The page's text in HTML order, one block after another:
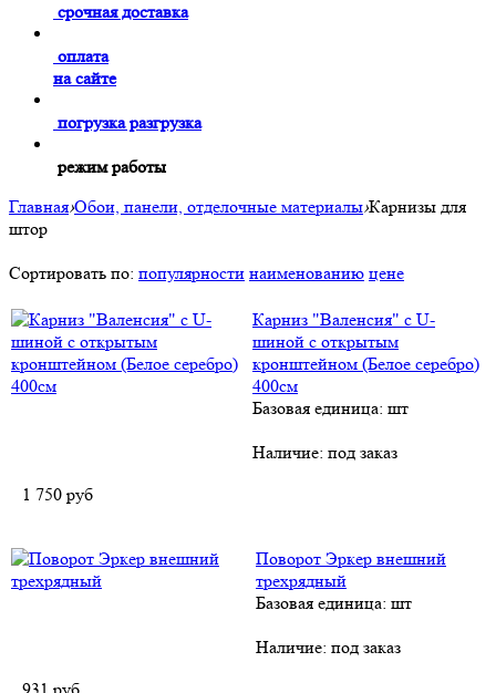
срочная доставка
оплата
на сайте
погрузка разгрузка
режим работы
Главная›Обои, панели, отделочные материалы›Карнизы для
штор
Сортировать по: популярности наименованию цене
Карниз "Валенсия" с U-
шиной с открытым
кронштейном (Белое серебро)
400см
Базовая единица: шт
Наличие: под заказ
1 750 руб
Поворот Эркер внешний
трехрядный
Базовая единица: шт
Наличие: под заказ